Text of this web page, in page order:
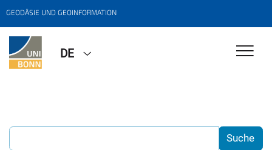
GEODÄSIE UND GEOINFORMATION
DE